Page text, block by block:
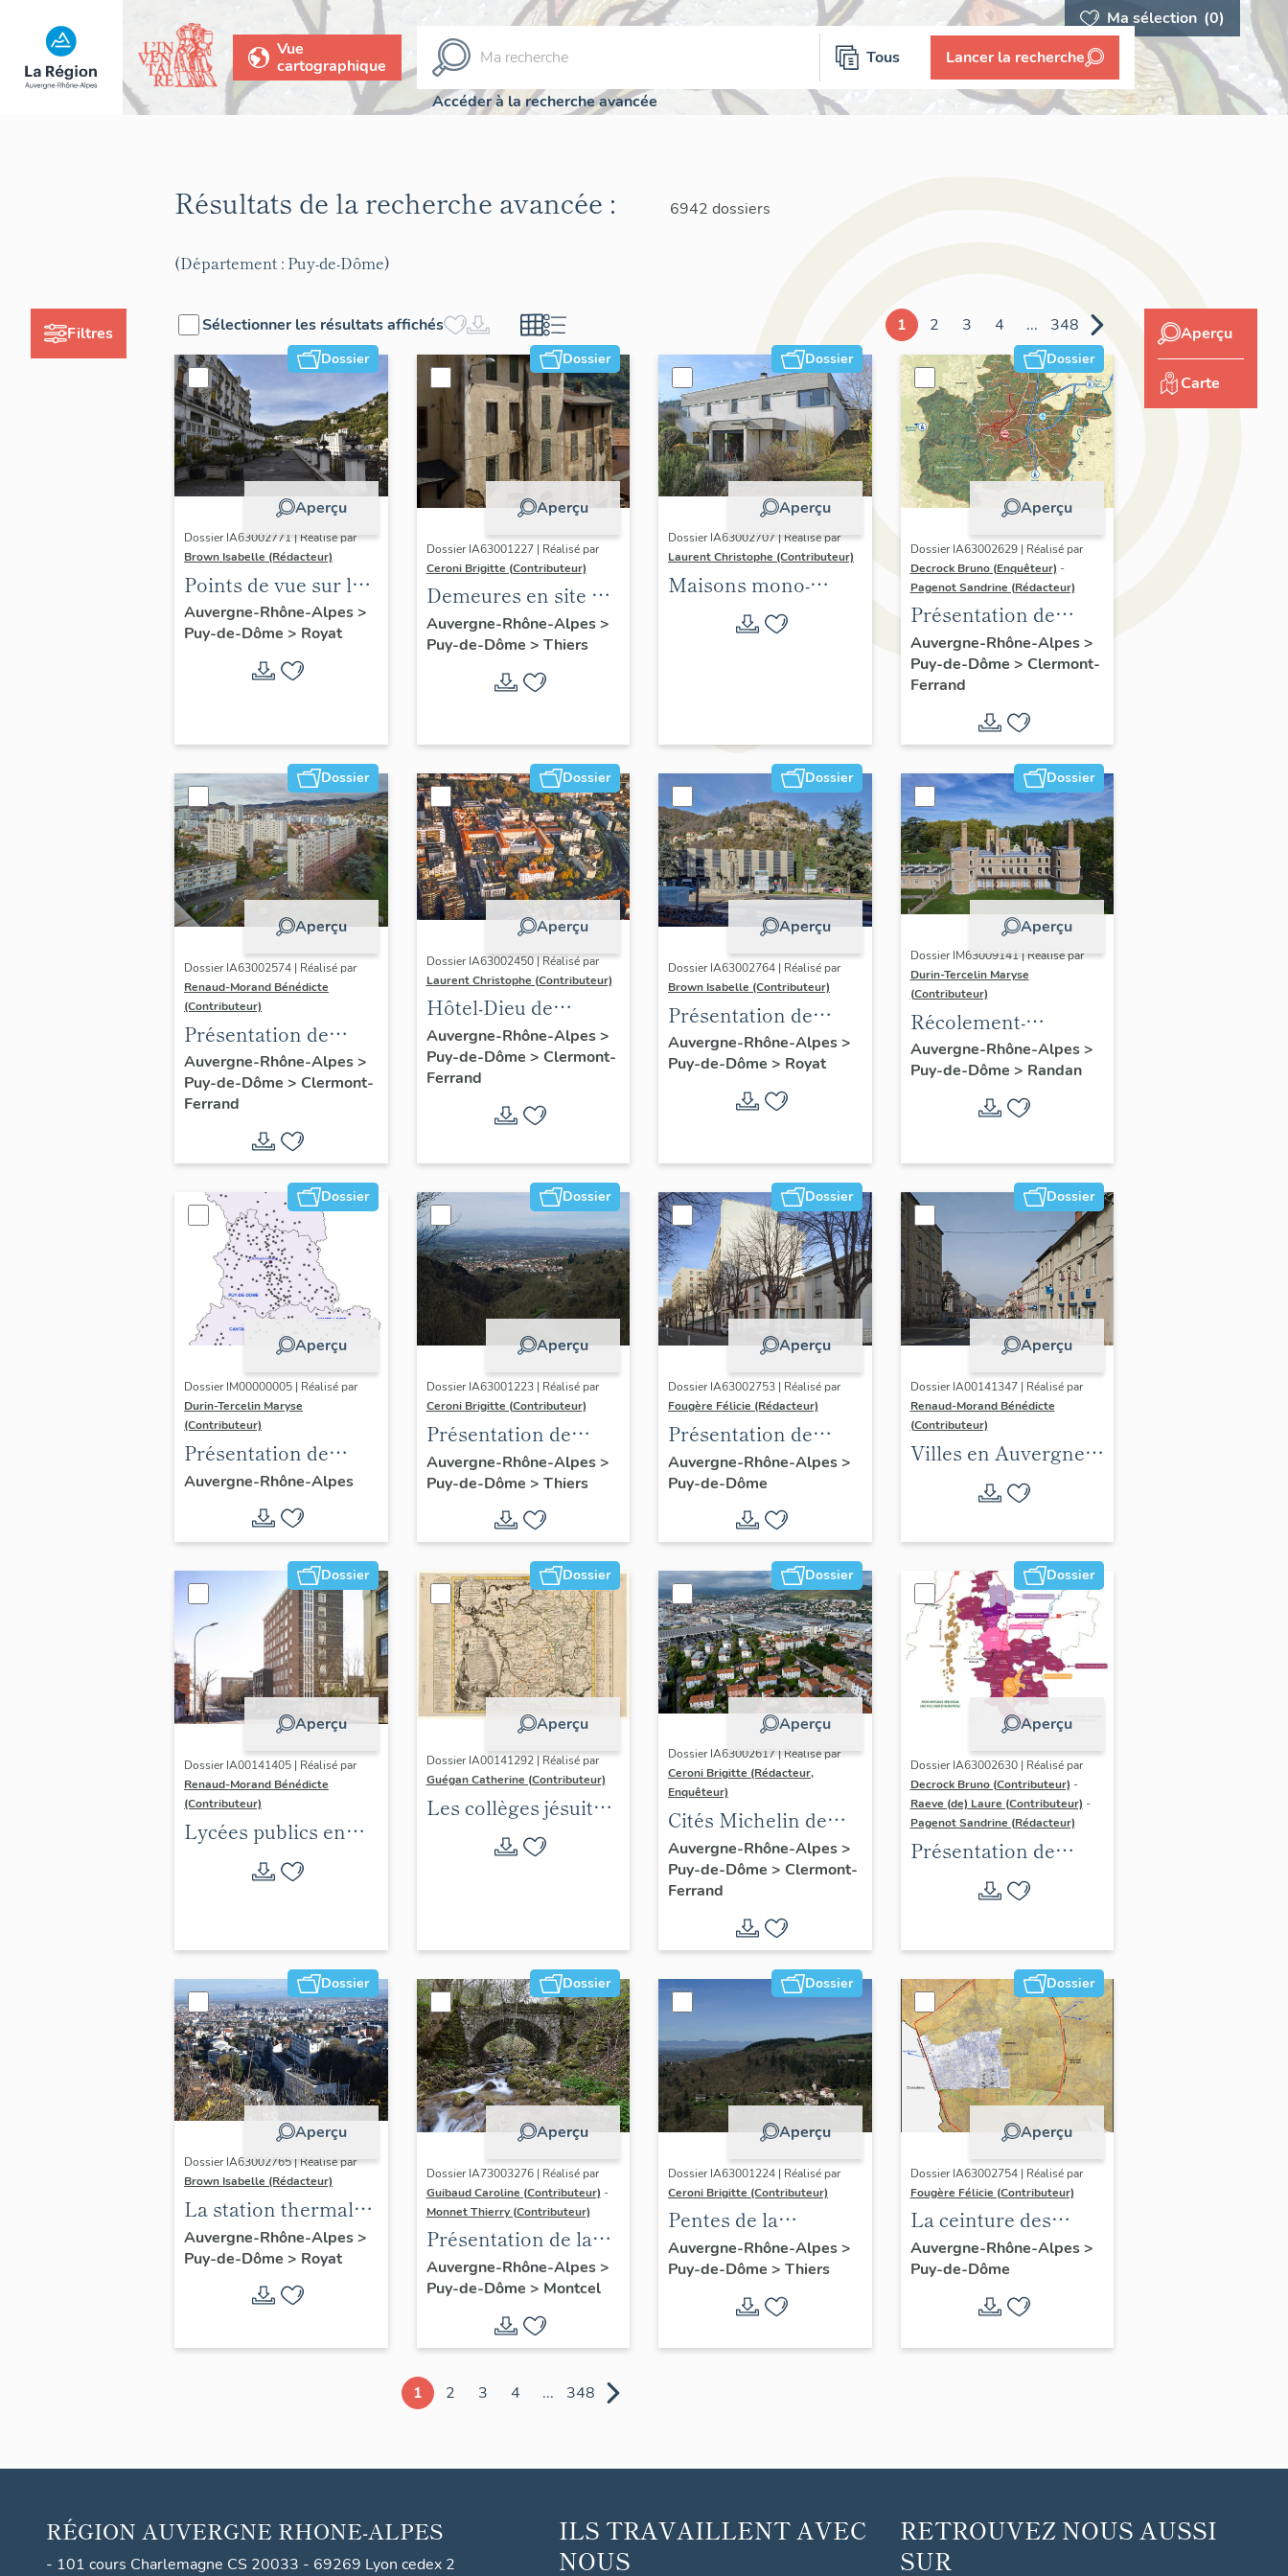
Ma sélection (0)
Vue
cartographique
Tous Lancer la recherche
Accéder à la recherche avancée
Filtres
Résultats de la recherche avancée : 6942 dossiers
(Département : Puy-de-Dôme)
Sélectionner les résultats affichés 1 2 3 4 ... 348
Dossier
Aperçu
Dossier IA63002771 | Réalisé par
Brown Isabelle (Rédacteur)
Points de vue sur le
paysage thermal
Auvergne-Rhône-Alpes>
Puy-de-Dôme > Royat
Dossier
Aperçu
Dossier IA63001227 | Réalisé par
Ceroni Brigitte (Contributeur)
Demeures en site de
pente
Auvergne-Rhône-Alpes>
Puy-de-Dôme > Thiers
Dossier
Aperçu
Dossier IA63002707 | Réalisé par
Laurent Christophe (Contributeur)
Maisons mono-
familiales
singulières des
Clermont Auvergne
métropole. 2021-2024.
Dossier
Aperçu
Dossier IA63002629 | Réalisé par
Decrock Bruno (Enquêteur) -
Pagenot Sandrine (Rédacteur)
Présentation de
l'opération
d'inventaire du
patrimoine viticole
du territoire de
Clermont-Auvergne-
Métropole
Auvergne-Rhône-Alpes>
Puy-de-Dôme > Clermont-
Ferrand
Dossier
Aperçu
Dossier IA63002574 | Réalisé par
Renaud-Morand Bénédicte
(Contributeur)
Présentation de
l'opération
ponctuelle "Muraille
de Chine" (de
Clermont-Ferrand)
Auvergne-Rhône-Alpes>
Puy-de-Dôme > Clermont-
Ferrand
Dossier
Aperçu
Dossier IA63002450 | Réalisé par
Laurent Christophe (Contributeur)
Hôtel-Dieu de
Clermont-Ferrand :
les raisons de l'étude
Auvergne-Rhône-Alpes>
Puy-de-Dôme > Clermont-
Ferrand
Dossier
Aperçu
Dossier IA63002764 | Réalisé par
Brown Isabelle (Contributeur)
Présentation de
l'opération
d'inventaire de la
station thermale de
Royat-Chamalières
Auvergne-Rhône-Alpes>
Puy-de-Dôme > Royat
Dossier
Aperçu
Dossier IM63009141 | Réalisé par
Durin-Tercelin Maryse
(Contributeur)
Récolement-
inventaire du fonds
mobilier du domaine
royal de Randan
Auvergne-Rhône-Alpes>
Puy-de-Dôme > Randan
Dossier
Aperçu
Dossier IM00000005 | Réalisé par
Durin-Tercelin Maryse
(Contributeur)
Présentation de
l’opération tissus et
ornements
liturgiques en
Auvergne-Rhône-Alpes
Dossier
Aperçu
Dossier IA63001223 | Réalisé par
Ceroni Brigitte (Contributeur)
Présentation de
l'enquête thématique
régionale "Pentes de
la commune de
Thiers"
Auvergne-Rhône-Alpes>
Puy-de-Dôme > Thiers
Dossier
Aperçu
Dossier IA63002753 | Réalisé par
Fougère Félicie (Rédacteur)
Présentation de
l'opération
d'inventaire des
boulevards de
ceinture de
Clermont-Ferrand
Auvergne-Rhône-Alpes>
Puy-de-Dôme
Dossier
Aperçu
Dossier IA00141347 | Réalisé par
Renaud-Morand Bénédicte
(Contributeur)
Villes en Auvergne :
les formes urbaines
Dossier
Aperçu
Dossier IA00141405 | Réalisé par
Renaud-Morand Bénédicte
(Contributeur)
Lycées publics en
espace urbain (1802-
Dossier
Aperçu
Dossier IA00141292 | Réalisé par
Guégan Catherine (Contributeur)
Les collèges jésuites
d'Ancien Régime
(1556-1763) dans la
Dossier
Aperçu
Dossier IA63002617 | Réalisé par
Ceroni Brigitte (Rédacteur,
Enquêteur)
Cités Michelin de
l'agglomération
clermontoise
Auvergne-Rhône-Alpes>
Puy-de-Dôme > Clermont-
Ferrand
Dossier
Aperçu
Dossier IA63002630 | Réalisé par
Decrock Bruno (Contributeur) -
Raeve (de) Laure (Contributeur) -
Pagenot Sandrine (Rédacteur)
Présentation de
l'aire d'étude de
l'inventaire du
de Clermont-
Auvergne-Métropole
Dossier
Aperçu
Dossier IA63002765 | Réalisé par
Brown Isabelle (Rédacteur)
La station thermale
de Royat-
Chamalières
Auvergne-Rhône-Alpes>
Puy-de-Dôme > Royat
Dossier
Aperçu
Dossier IA73003276 | Réalisé par
Guibaud Caroline (Contributeur) -
Monnet Thierry (Contributeur)
Présentation de la
commune de
Montcel
Auvergne-Rhône-Alpes>
Puy-de-Dôme > Montcel
Dossier
Aperçu
Dossier IA63001224 | Réalisé par
Ceroni Brigitte (Contributeur)
Pentes de la
commune de Thiers
Auvergne-Rhône-Alpes>
Puy-de-Dôme > Thiers
Dossier
Aperçu
Dossier IA63002754 | Réalisé par
Fougère Félicie (Contributeur)
La ceinture des
boulevards de
Clermont-Ferrand
Auvergne-Rhône-Alpes>
Puy-de-Dôme
1 2 3 4 ... 348
Aperçu
Carte
RÉGION AUVERGNE RHONE-ALPES
- 101 cours Charlemagne CS 20033 - 69269 Lyon cedex 2
ILS TRAVAILLENT AVEC
NOUS
RETROUVEZ NOUS AUSSI
SUR